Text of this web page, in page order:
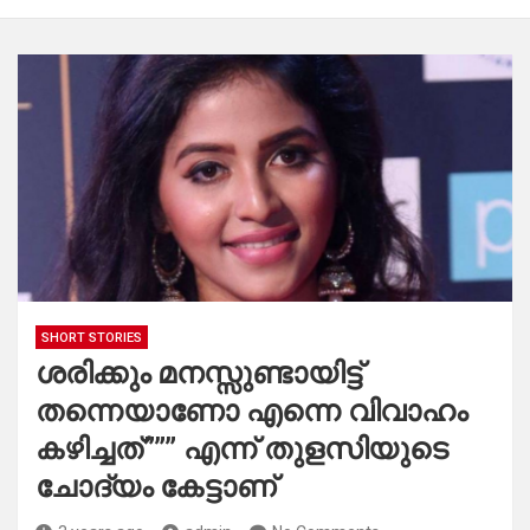
SHORT STORIES
ശരിക്കും മനസ്സുണ്ടായിട്ട്
തന്നെയാണോ എന്നെ വിവാഹം
കഴിച്ചത്””” എന്ന് തുളസിയുടെ
ചോദ്യം കേട്ടാണ്